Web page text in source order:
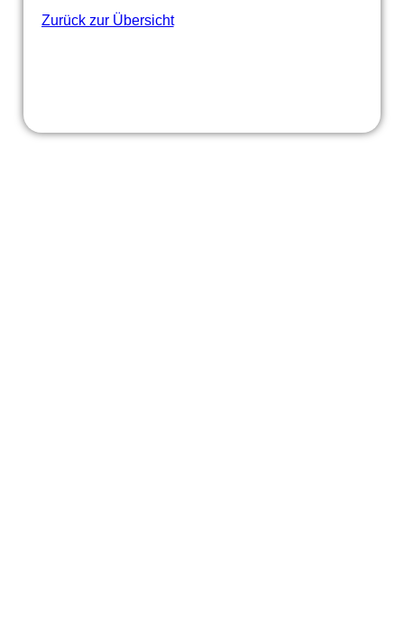
Zurück zur Übersicht